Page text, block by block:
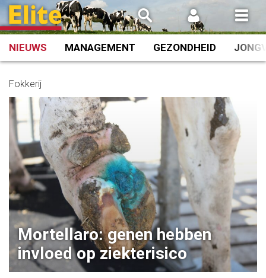
Spring
naar
inhoud
NIEUWS MANAGEMENT GEZONDHEID
Fokkerij
Mortellaro: genen hebben
invloed op ziekterisico